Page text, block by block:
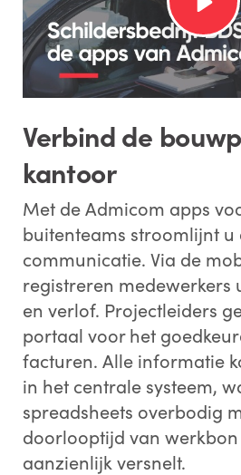
Verbind de
kantoor
Met de Admicom apps
buitenteams stroomlijnt u
communicatie. Via de
registreren medewerkers
en verlof. Projectleiders
portaal voor het
facturen. Alle informatie
in het centrale systeem,
spreadsheets overbodig
doorlooptijd van
aanzienlijk versnelt.